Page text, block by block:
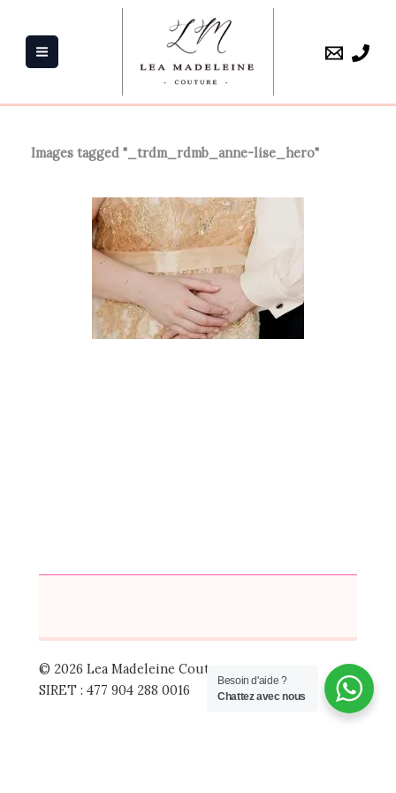
contenu
Images tagged "_trdm_rdmb_anne-lise_hero"
© 2026 Lea Madeleine Couture
SIRET : 477 904 288 0016
Besoin d'aide ?
Chattez avec nous